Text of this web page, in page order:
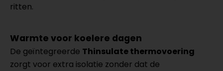
ritten.
Warmte voor koelere dagen
De geïntegreerde Thinsulate thermovoering
zorgt voor extra isolatie zonder dat de